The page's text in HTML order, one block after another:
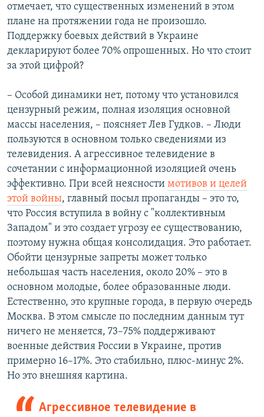
отмечает, что существенных изменений в этом
плане на протяжении года не произошло.
Поддержку боевых действий в Украине
декларируют более 70% опрошенных. Но что стоит
за этой цифрой?
– Особой динамики нет, потому что установился
цензурный режим, полная изоляция основной
массы населения, – поясняет Лев Гудков. – Люди
пользуются в основном только сведениями из
телевидения. А агрессивное телевидение в
сочетании с информационной изоляцией очень
эффективно. При всей неясности мотивов и целей
этой войны, главный посыл пропаганды – это то,
что Россия вступила в войну с "коллективным
Западом" и это создает угрозу ее существованию,
поэтому нужна общая консолидация. Это работает.
Обойти цензурные запреты может только
небольшая часть населения, около 20% – это в
основном молодые, более образованные люди.
Естественно, это крупные города, в первую очередь
Москва. В этом смысле по последним данным тут
ничего не меняется, 73–75% поддерживают
военные действия России в Украине, против
примерно 16–17%. Это стабильно, плюс-минус 2%.
Но это внешняя картина.
Агрессивное телевидение в